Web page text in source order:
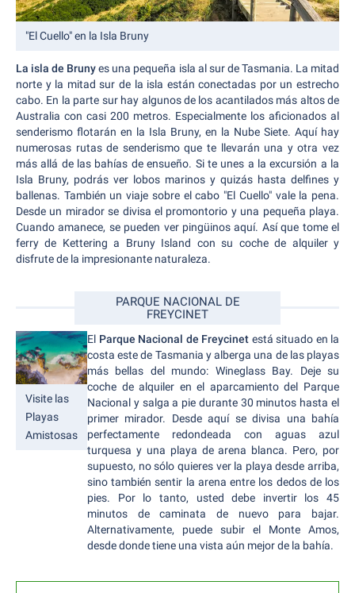
"El Cuello" en la Isla Bruny
La isla de Brunyes una pequeña isla al sur de Tasmania. La mitad
norte y la mitad sur de la isla están conectadas por un estrecho
cabo. En la parte sur hay algunos de los acantilados más altos de
Australia con casi 200 metros. Especialmente los aficionados al
senderismo flotarán en la Isla Bruny, en la Nube Siete. Aquí hay
numerosas rutas de senderismo que te llevarán una y otra vez
más allá de las bahías de ensueño. Si te unes a la excursión a la
Isla Bruny, podrás ver lobos marinos y quizás hasta delfines y
ballenas. También un viaje sobre el cabo "El Cuello" vale la pena.
Desde un mirador se divisa el promontorio y una pequeña playa.
Cuando amanece, se pueden ver pingüinos aquí. Así que tome el
ferry de Kettering a Bruny Island con su coche de alquiler y
disfrute de la impresionante naturaleza.
PARQUE NACIONAL DE
FREYCINET
Visite las
Playas
Amistosas
El Parque Nacional de Freycinet está situado en la
costa este de Tasmania y alberga una de las playas
más bellas del mundo: Wineglass Bay. Deje su
coche de alquiler en el aparcamiento del Parque
Nacional y salga a pie durante 30 minutos hasta el
primer mirador. Desde aquí se divisa una bahía
perfectamente redondeada con aguas azul
turquesa y una playa de arena blanca. Pero, por
supuesto, no sólo quieres ver la playa desde arriba,
sino también sentir la arena entre los dedos de los
pies. Por lo tanto, usted debe invertir los 45
minutos de caminata de nuevo para bajar.
Alternativamente, puede subir el Monte Amos,
desde donde tiene una vista aún mejor de la bahía.